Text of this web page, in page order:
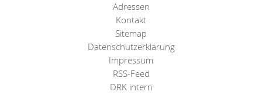
Adressen
Kontakt
Sitemap
Datenschutzerklärung
Impressum
RSS-Feed
DRK intern